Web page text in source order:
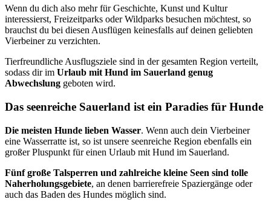
Wenn du dich also mehr für Geschichte, Kunst und Kultur
interessierst, Freizeitparks oder Wildparks besuchen möchtest, so
brauchst du bei diesen Ausflügen keinesfalls auf deinen geliebten
Vierbeiner zu verzichten.
Tierfreundliche Ausflugsziele sind in der gesamten Region verteilt,
sodass dir im Urlaub mit Hund im Sauerland genug
Abwechslung geboten wird.
Das seenreiche Sauerland ist ein Paradies für Hunde
Die meisten Hunde lieben Wasser. Wenn auch dein Vierbeiner
eine Wasserratte ist, so ist unsere seenreiche Region ebenfalls ein
großer Pluspunkt für einen Urlaub mit Hund im Sauerland.
Fünf große Talsperren und zahlreiche kleine Seen sind tolle
Naherholungsgebiete, an denen barrierefreie Spaziergänge oder
auch das Baden des Hundes möglich sind.